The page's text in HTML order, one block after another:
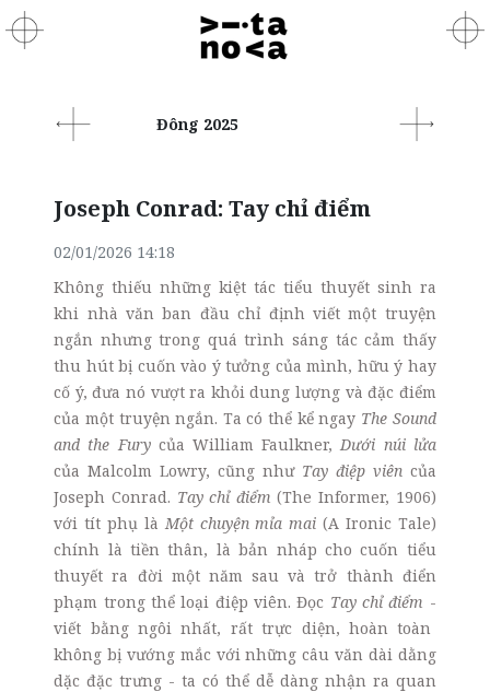
Đông 2025
Joseph Conrad: Tay chỉ điểm
02/01/2026 14:18
Không thiếu những kiệt tác tiểu thuyết sinh ra
khi nhà văn ban đầu chỉ định viết một truyện
ngắn nhưng trong quá trình sáng tác cảm thấy
thu hút bị cuốn vào ý tưởng của mình, hữu ý hay
cố ý, đưa nó vượt ra khỏi dung lượng và đặc điểm
của một truyện ngắn. Ta có thể kể ngay The Sound
and the Furycủa William Faulkner,Dưới núi lửa
của Malcolm Lowry, cũng như Tay điệp viêncủa
Joseph Conrad. Tay chỉ điểm (The Informer, 1906)
với tít phụ làMột chuyện mỉa mai (A Ironic Tale)
chính là tiền thân, là bản nháp cho cuốn tiểu
thuyết ra đời một năm sau và trở thành điển
phạm trong thể loại điệp viên. Đọc Tay chỉ điểm -
viết bằng ngôi nhất, rất trực diện, hoàn toàn
không bị vướng mắc với những câu văn dài dằng
dặc đặc trưng - ta có thể dễ dàng nhận ra quan